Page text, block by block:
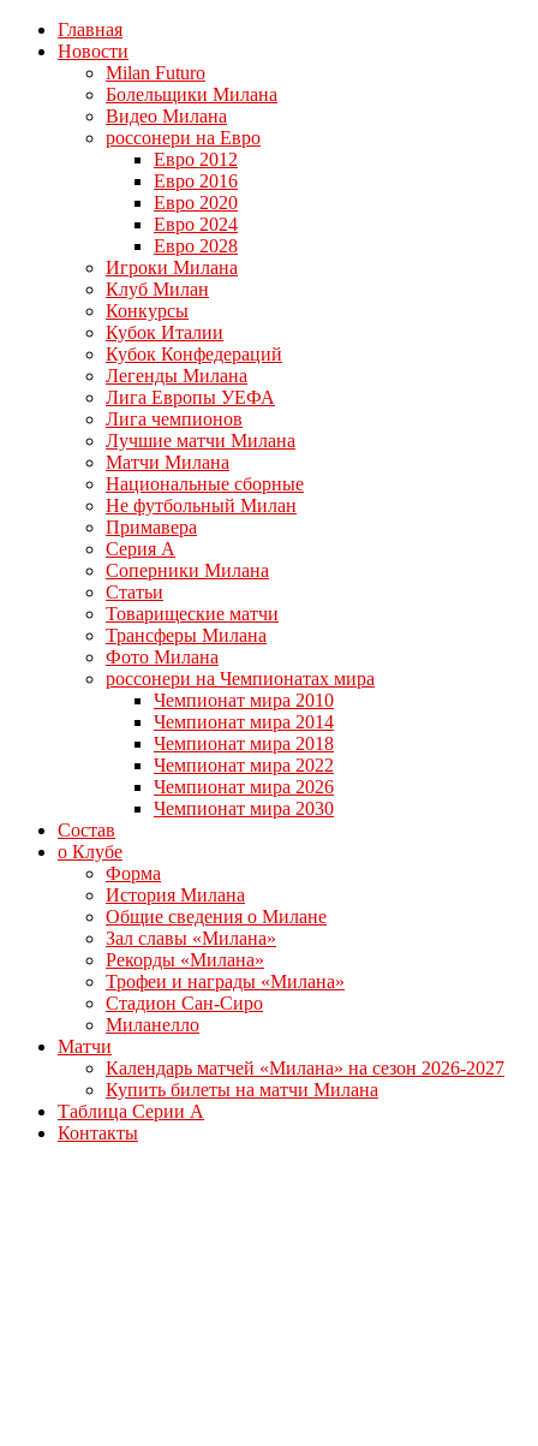
Главная
Новости
Milan Futuro
Болельщики Милана
Видео Милана
россонери на Евро
Евро 2012
Евро 2016
Евро 2020
Евро 2024
Евро 2028
Игроки Милана
Клуб Милан
Конкурсы
Кубок Италии
Кубок Конфедераций
Легенды Милана
Лига Европы УЕФА
Лига чемпионов
Лучшие матчи Милана
Матчи Милана
Национальные сборные
Не футбольный Милан
Примавера
Серия А
Соперники Милана
Статьи
Товарищеские матчи
Трансферы Милана
Фото Милана
россонери на Чемпионатах мира
Чемпионат мира 2010
Чемпионат мира 2014
Чемпионат мира 2018
Чемпионат мира 2022
Чемпионат мира 2026
Чемпионат мира 2030
Состав
о Клубе
Форма
История Милана
Общие сведения о Милане
Зал славы «Милана»
Рекорды «Милана»
Трофеи и награды «Милана»
Стадион Сан-Сиро
Миланелло
Матчи
Календарь матчей «Милана» на сезон 2026-2027
Купить билеты на матчи Милана
Таблица Серии А
Контакты